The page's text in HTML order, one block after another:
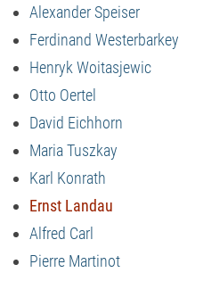
Alexander Speiser
Ferdinand Westerbarkey
Henryk Woitasjewic
Otto Oertel
David Eichhorn
Maria Tuszkay
Karl Konrath
Ernst Landau
Alfred Carl
Pierre Martinot